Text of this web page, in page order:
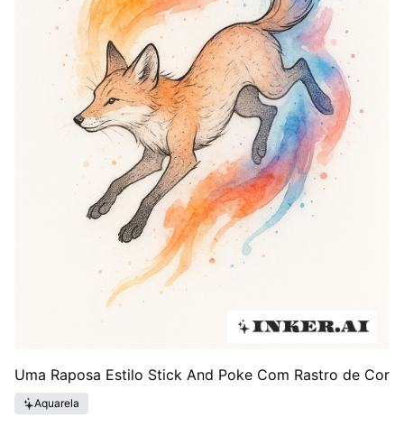
Uma Raposa Estilo Stick And Poke Com Rastro de Cor
Aquarela